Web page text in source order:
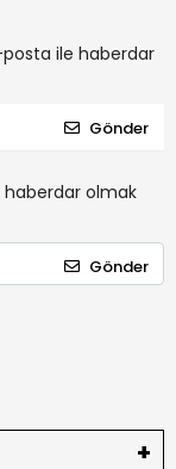
ile haberdar
Gönder
olmak
Gönder